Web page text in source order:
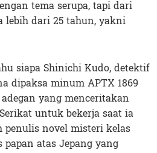
tema serupa, tapi dari
dari 25 tahun, yakni
siapa Shinichi Kudo, detektif
dipaksa minum APTX 1869
yang menceritakan
untuk bekerja saat ia
penulis novel misteri kelas
atas Jepang yang